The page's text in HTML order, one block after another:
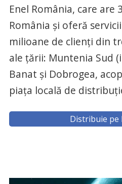
Enel România, care are
România şi oferă
milioane de clienţi din
ale ţării: Muntenia Sud
Banat şi Dobrogea,
piaţa locală de
Distribuie pe